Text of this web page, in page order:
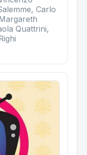
Carlo
Quattrini,